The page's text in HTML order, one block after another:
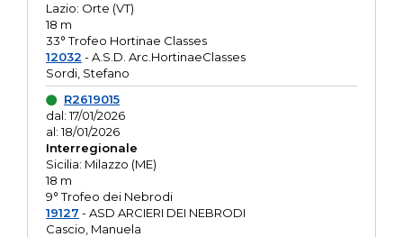
Lazio: Orte (VT)
18 m
33° Trofeo Hortinae Classes
12032 - A.S.D. Arc.HortinaeClasses
Sordi, Stefano
R2619015
dal: 17/01/2026
al: 18/01/2026
Interregionale
Sicilia: Milazzo (ME)
18 m
9° Trofeo dei Nebrodi
19127 - ASD ARCIERI DEI NEBRODI
Cascio, Manuela